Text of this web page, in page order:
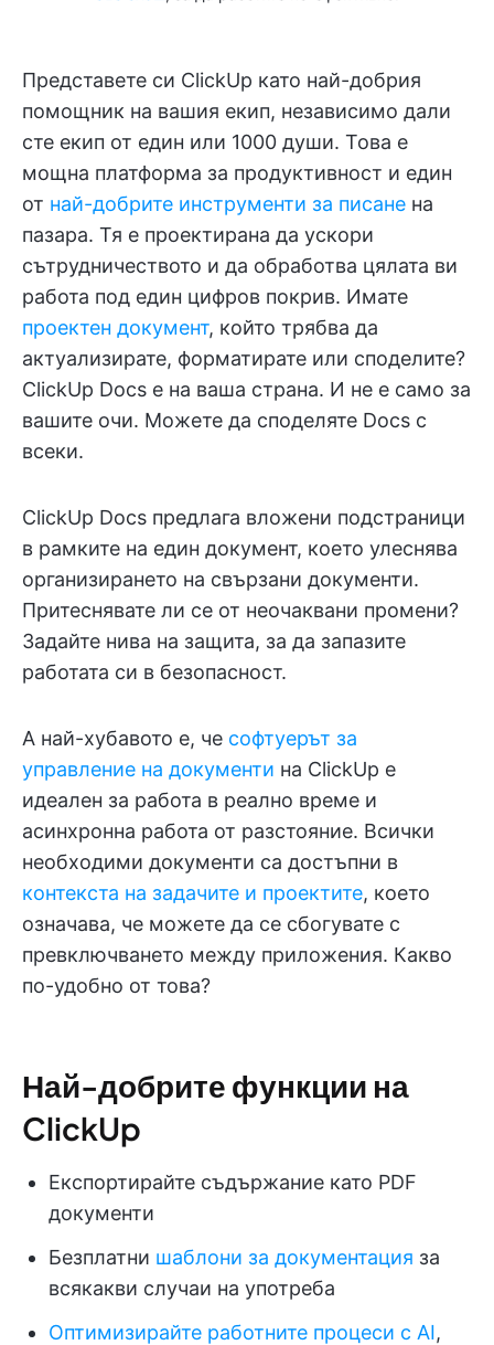
Представете си ClickUp като най-добрия
помощник на вашия екип, независимо дали
сте екип от един или 1000 души. Това е
мощна платформа за продуктивност и един
от най-добрите инструменти за писане на
пазара. Тя е проектирана да ускори
сътрудничеството и да обработва цялата ви
работа под един цифров покрив. Имате
проектен документ, който трябва да
актуализирате, форматирате или споделите?
ClickUp Docs е на ваша страна. И не е само за
вашите очи. Можете да споделяте Docs с
всеки.
ClickUp Docs предлага вложени подстраници
в рамките на един документ, което улеснява
организирането на свързани документи.
Притеснявате ли се от неочаквани промени?
Задайте нива на защита, за да запазите
работата си в безопасност.
А най-хубавото е, че софтуерът за
управление на документи на ClickUp е
идеален за работа в реално време и
асинхронна работа от разстояние. Всички
необходими документи са достъпни в
контекста на задачите и проектите, което
означава, че можете да се сбогувате с
превключването между приложения. Какво
по-удобно от това?
Най-добрите функции на
ClickUp
Експортирайте съдържание като PDF
документи
Безплатни шаблони за документация за
всякакви случаи на употреба
Оптимизирайте работните процеси с AI,